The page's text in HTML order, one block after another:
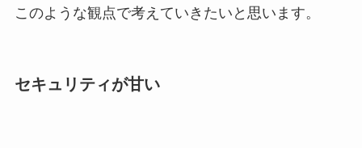
このような観点で考えていきたいと思います。
セキュリティが甘い